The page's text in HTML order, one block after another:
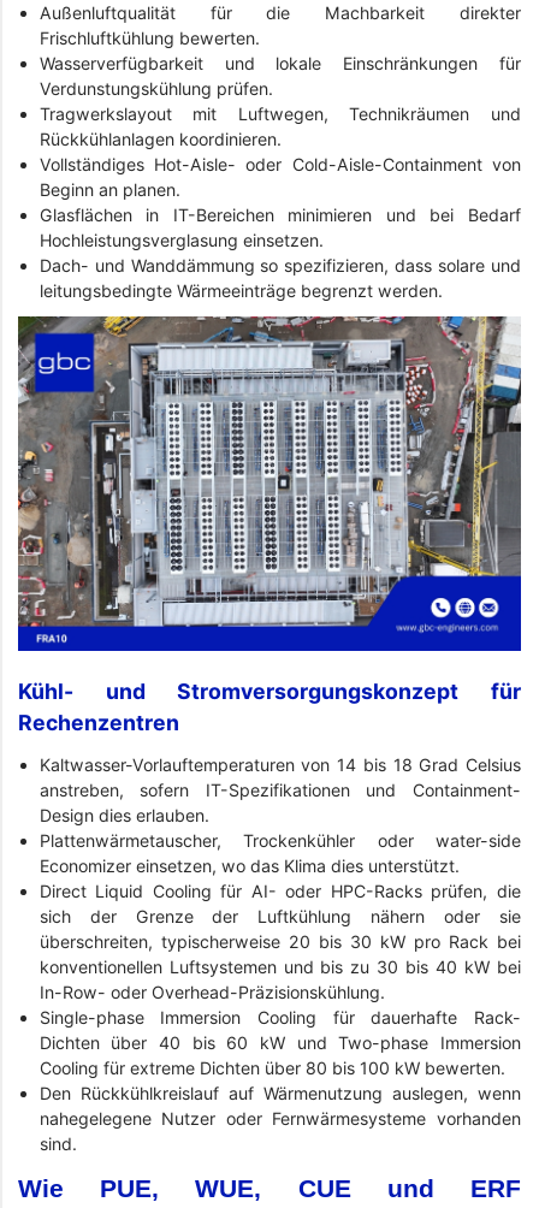
Außenluftqualität für die Machbarkeit direkter
Frischluftkühlung bewerten.
Wasserverfügbarkeit und lokale Einschränkungen für
Verdunstungskühlung prüfen.
Tragwerkslayout mit Luftwegen, Technikräumen und
Rückkühlanlagen koordinieren.
Vollständiges Hot-Aisle- oder Cold-Aisle-Containment von
Beginn an planen.
Glasflächen in IT-Bereichen minimieren und bei Bedarf
Hochleistungsverglasung einsetzen.
Dach- und Wanddämmung so spezifizieren, dass solare und
leitungsbedingte Wärmeeinträge begrenzt werden.
Kühl- und Stromversorgungskonzept für
Rechenzentren
Kaltwasser-Vorlauftemperaturen von 14 bis 18 Grad Celsius
anstreben, sofern IT-Spezifikationen und Containment-
Design dies erlauben.
Plattenwärmetauscher, Trockenkühler oder water-side
Economizer einsetzen, wo das Klima dies unterstützt.
Direct Liquid Cooling für AI- oder HPC-Racks prüfen, die
sich der Grenze der Luftkühlung nähern oder sie
überschreiten, typischerweise 20 bis 30 kW pro Rack bei
konventionellen Luftsystemen und bis zu 30 bis 40 kW bei
In-Row- oder Overhead-Präzisionskühlung.
Single-phase Immersion Cooling für dauerhafte Rack-
Dichten über 40 bis 60 kW und Two-phase Immersion
Cooling für extreme Dichten über 80 bis 100 kW bewerten.
Den Rückkühlkreislauf auf Wärmenutzung auslegen, wenn
nahegelegene Nutzer oder Fernwärmesysteme vorhanden
sind.
Wie PUE, WUE, CUE und ERF